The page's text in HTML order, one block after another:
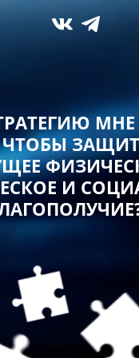
МНЕ
ЧТОБЫ
И